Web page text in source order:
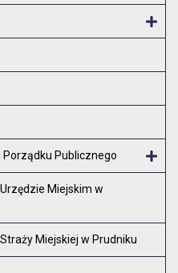
Publicznego
Miejskim w
Miejskiej w Prudniku